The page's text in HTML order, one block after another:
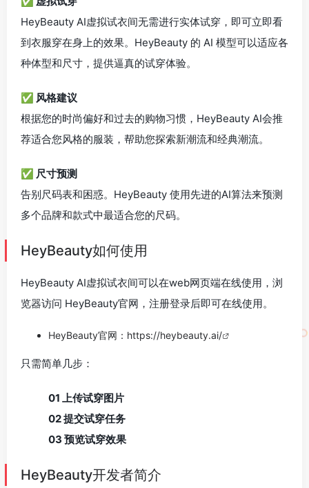
HeyBeauty AI虚拟试衣间无需进行实体试穿，即可立即看
到衣服穿在身上的效果。HeyBeauty 的 AI 模型可以适应各
种体型和尺寸，提供逼真的试穿体验。
✅ 风格建议
根据您的时尚偏好和过去的购物习惯，HeyBeauty AI会推
荐适合您风格的服装，帮助您探索新潮流和经典潮流。
✅ 尺寸预测
告别尺码表和困惑。HeyBeauty 使用先进的AI算法来预测
多个品牌和款式中最适合您的尺码。
HeyBeauty如何使用
HeyBeauty AI虚拟试衣间可以在web网页端在线使用，浏
览器访问 HeyBeauty官网，注册登录后即可在线使用。
HeyBeauty官网： https://heybeauty.ai/
只需简单几步：
01 上传试穿图片
02 提交试穿任务
03 预览试穿效果
HeyBeauty开发者简介